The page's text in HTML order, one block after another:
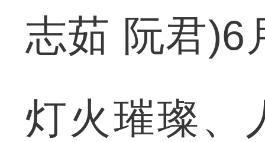
志茹 阮君)6
灯火璀璨、